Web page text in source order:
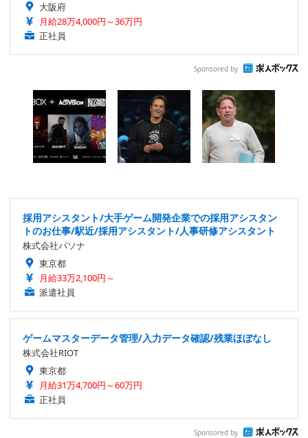
大阪府
月給28万4,000円～36万円
正社員
Sponsored by
採用アシスタント/大手ゲーム開発企業での採用アシスタン
トのお仕事/駅近/採用アシスタント/人事研修アシスタント
株式会社パソナ
東京都
月給33万2,100円～
派遣社員
ゲームマスターデータ管理/入力データ確認/残業ほぼなし
株式会社RIOT
東京都
月給31万4,700円～60万円
正社員
Sponsored by